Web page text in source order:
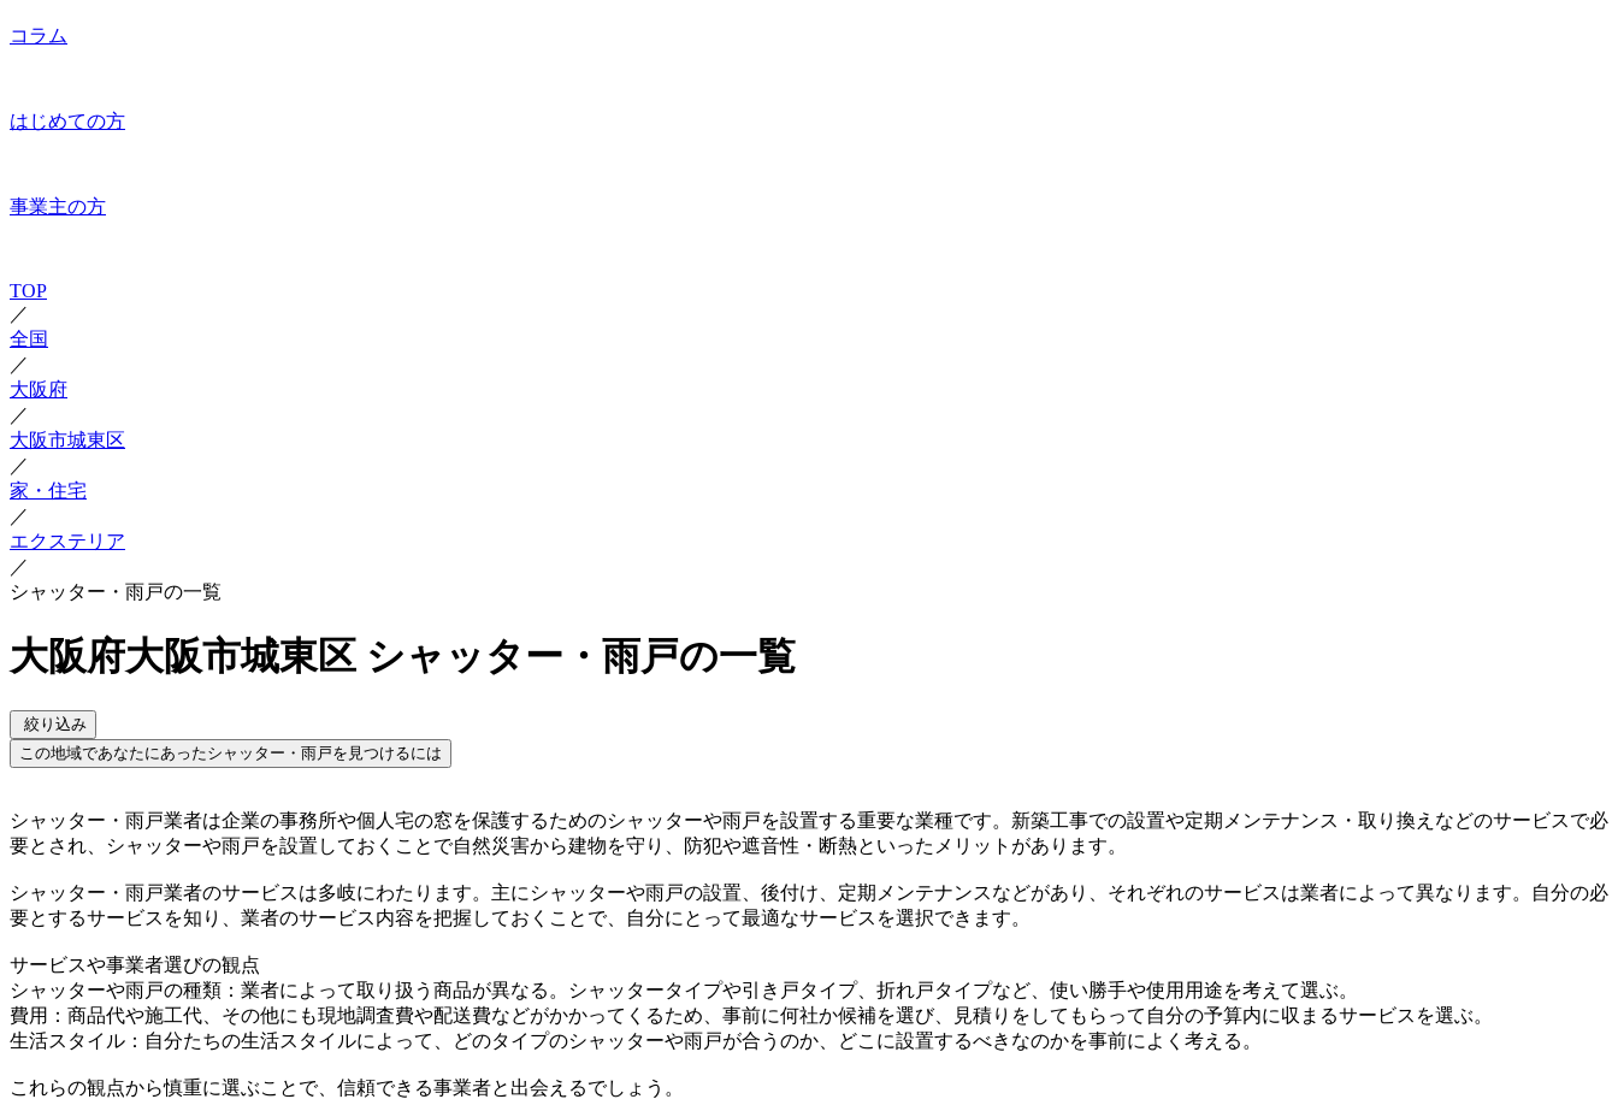
コラム
はじめての方
事業主の方
TOP
／
全国
／
大阪府
／
大阪市城東区
／
家・住宅
／
エクステリア
／
シャッター・雨戸の一覧
大阪府大阪市城東区 シャッター・雨戸の一覧
絞り込み
この地域であなたにあったシャッター・雨戸を見つけるには
シャッター・雨戸業者は企業の事務所や個人宅の窓を保護するためのシャッターや雨戸を設置する重要な業種です。新築工事での設置や定期メンテナンス・取り換えなどのサービスで必
要とされ、シャッターや雨戸を設置しておくことで自然災害から建物を守り、防犯や遮音性・断熱といったメリットがあります。
シャッター・雨戸業者のサービスは多岐にわたります。主にシャッターや雨戸の設置、後付け、定期メンテナンスなどがあり、それぞれのサービスは業者によって異なります。自分の必
要とするサービスを知り、業者のサービス内容を把握しておくことで、自分にとって最適なサービスを選択できます。
サービスや事業者選びの観点
シャッターや雨戸の種類：業者によって取り扱う商品が異なる。シャッタータイプや引き戸タイプ、折れ戸タイプなど、使い勝手や使用用途を考えて選ぶ。
費用：商品代や施工代、その他にも現地調査費や配送費などがかかってくるため、事前に何社か候補を選び、見積りをしてもらって自分の予算内に収まるサービスを選ぶ。
生活スタイル：自分たちの生活スタイルによって、どのタイプのシャッターや雨戸が合うのか、どこに設置するべきなのかを事前によく考える。
これらの観点から慎重に選ぶことで、信頼できる事業者と出会えるでしょう。